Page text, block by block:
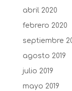
abril 2020
febrero 2020
septiembre
agosto 2019
julio 2019
mayo 2019